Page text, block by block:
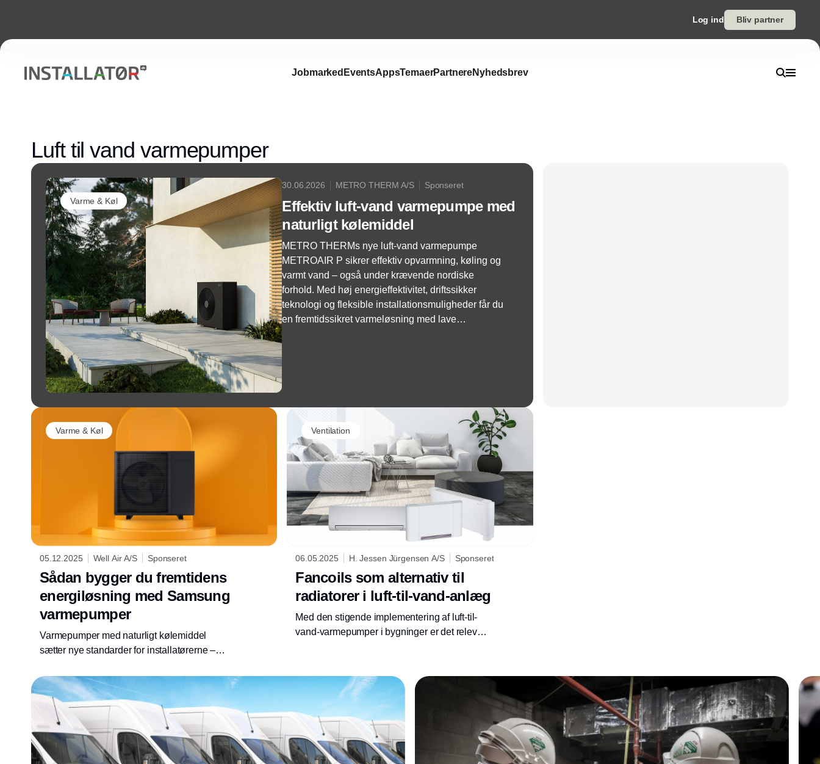
Log ind Bliv partner
Jobmarked EventsAppsTemaerPartnereNyhedsbrev
Luft til vand varmepumper
Varme & Køl
30.06.2026 METRO THERM A/S Sponseret
Effektiv luft-vand varmepumpe med
naturligt kølemiddel
METRO THERMs nye luft-vand varmepumpe
METROAIR P sikrer effektiv opvarmning, køling og
varmt vand – også under krævende nordiske
forhold. Med høj energieffektivitet, driftssikker
teknologi og fleksible installationsmuligheder får du
en fremtidssikret varmeløsning med lave
Varme & Køl
05.12.2025 Well Air A/S Sponseret
Sådan bygger du fremtidens
energiløsning med Samsung
varmepumper
Varmepumper med naturligt kølemiddel
sætter nye standarder for installatørerne –
R290 og EHS Split R32.
Ventilation
06.05.2025 H. Jessen Jürgensen A/S Sponseret
Fancoils som alternativ til
radiatorer i luft-til-vand-anlæg
Med den stigende implementering af luft-til-
vand-varmepumper i bygninger er det relevant
været standardløs-ningen, men fancoils
tilbyder en række fordele, der gør dem til et
attraktiv alternativ.